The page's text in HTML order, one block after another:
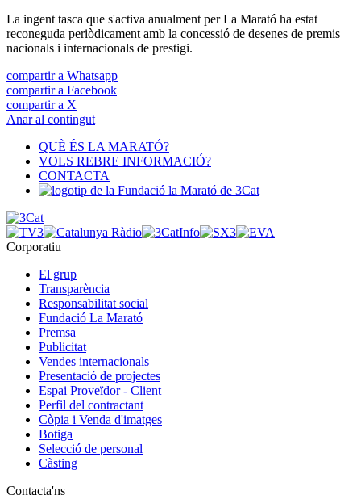
La ingent tasca que s'activa anualment per La Marató ha estat
reconeguda periòdicament amb la concessió de desenes de premis
nacionals i internacionals de prestigi.
compartir a Whatsapp
compartir a Facebook
compartir a X
Anar al contingut
QUÈ ÉS LA MARATÓ?
VOLS REBRE INFORMACIÓ?
CONTACTA
Corporatiu
El grup
Transparència
Responsabilitat social
Fundació La Marató
Premsa
Publicitat
Vendes internacionals
Presentació de projectes
Espai Proveïdor - Client
Perfil del contractant
Còpia i Venda d'imatges
Botiga
Selecció de personal
Càsting
Contacta'ns